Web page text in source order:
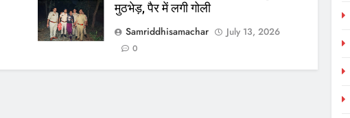
मुठभेड़, पैर में लगी गोली
Samriddhisamachar
July 13, 2026
0